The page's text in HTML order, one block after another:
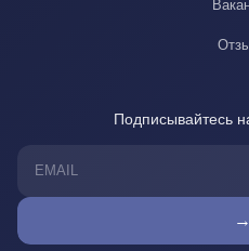
Подписывайтесь
→